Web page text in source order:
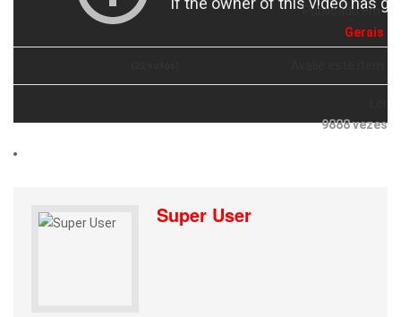
Publicado em
Gerais
9888 vezes
Super User